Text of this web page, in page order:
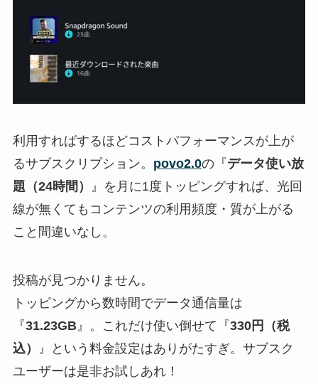
利用すればするほどコストパフォーマンスが上が
るサブスクリプション。 povo2.0の『データ使い放
題（24時間）
』を月に1度トッピングすれば、光回
線が無くてもコンテンツの利用頻度・質が上がる
こと間違いなし。
投稿が見つかりません。
トッピングから数時間でデータ通信量は
『31.23GB』。これだけ使い倒せて『330円（税
込）
』という料金設定はありがたすぎ。サブスク
ユーザーは是非お試しあれ！